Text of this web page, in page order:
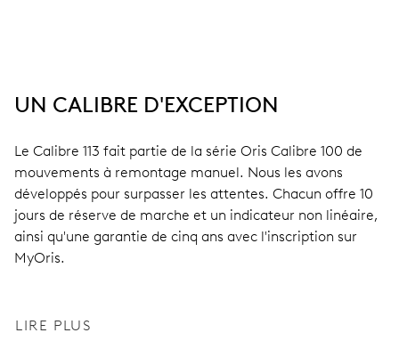
UN CALIBRE D'EXCEPTION
Le Calibre 113 fait partie de la série Oris Calibre 100 de
mouvements à remontage manuel. Nous les avons
développés pour surpasser les attentes. Chacun offre 10
jours de réserve de marche et un indicateur non linéaire,
ainsi qu'une garantie de cinq ans avec l'inscription sur
MyOris.
LIRE PLUS